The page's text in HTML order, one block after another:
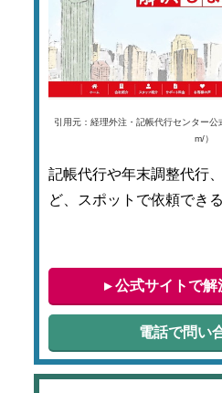
引用元：経理外注・記帳代行センター
m/）
記帳代行や年末調整代行
ど、スポットで依頼でき
▸ 公式サイトで解
電話で問い